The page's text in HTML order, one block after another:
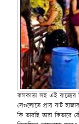
কলকাতা সহ এই রাজ্যের
সেগুলোতে প্রায় ষাট
কি ভাবছি তারা কিভাবে